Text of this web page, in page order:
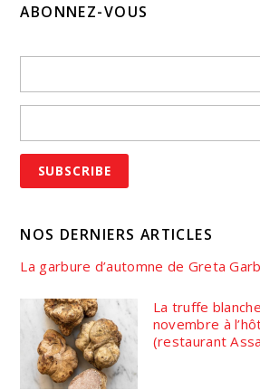
ABONNEZ-VOUS
NOS DERNIERS ARTICLES
La garbure d’automne de Greta
La truffe
novembre à
(restaurant